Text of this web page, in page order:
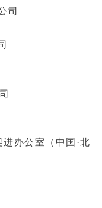
司
办公室（中国·北